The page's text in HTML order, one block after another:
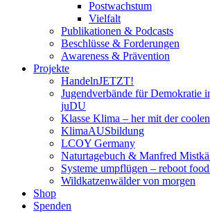
Postwachstum
Vielfalt
Publikationen & Podcasts
Beschlüsse & Forderungen
Awareness & Prävention
Projekte
HandelnJETZT!
Jugendverbände für Demokratie
juDU
Klasse Klima – her mit der
KlimaAUSbildung
LCOY Germany
Naturtagebuch & Manfred
Systeme umpflügen – reboot
Wildkatzenwälder von morgen
Shop
Spenden